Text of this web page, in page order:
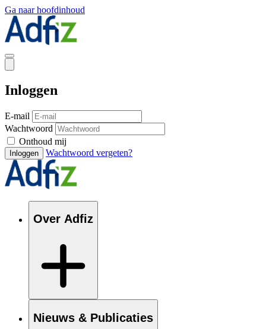
Ga naar hoofdinhoud
Inloggen
E-mail
Wachtwoord
Onthoud mij
Inloggen Wachtwoord vergeten?
Over Adfiz
Nieuws & Publicaties